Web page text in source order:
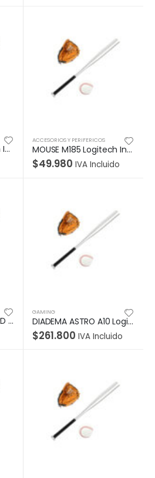
MOUSE M280 Logitech Inalámbrico Receptor USB Compatible Win-Mac-Unifying Duración Batería Hasta 18 Meses Garantía 1Año-NEGRO
ACCESORIOS Y PERIFERICOS
MOUSE M185 Logitech Inalámbrico Receptor USB Compatible Win-Mac Duración Batería Hasta 12 Meses Garantía 3Años-AZUL
$49.980 IVA Incluido
PAD MOUSE G440 HARD Logitech Gaming Tamaño Mediano 28CMX34CM Textura Rígida Base Goma Multicapa Alta Velocidad Garantía 1Año-NEGRO
GAMING
DIADEMA ASTRO A10 Logitech Gaming Alámbrica Plug3.5mm/USB Xbox Micrófono Cancela ruido Cable 2Metros Garantía 1Año-NEGRA-VERDE
$261.800 IVA Incluido